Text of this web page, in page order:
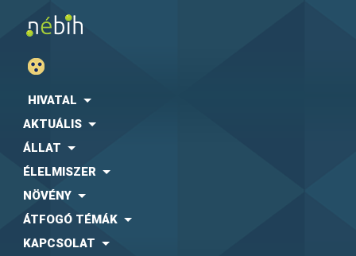
HIVATAL
AKTUÁLIS
ÁLLAT
ÉLELMISZER
NÖVÉNY
ÁTFOGÓ TÉMÁK
KAPCSOLAT